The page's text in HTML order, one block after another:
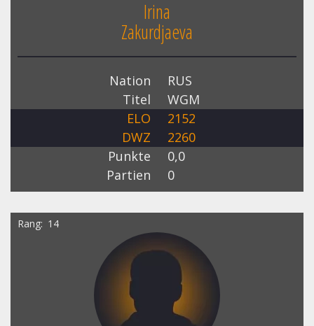
Irina
Zakurdjaeva
Nation
RUS
Titel
WGM
ELO
2152
DWZ
2260
Punkte
0,0
Partien
0
Rang 14